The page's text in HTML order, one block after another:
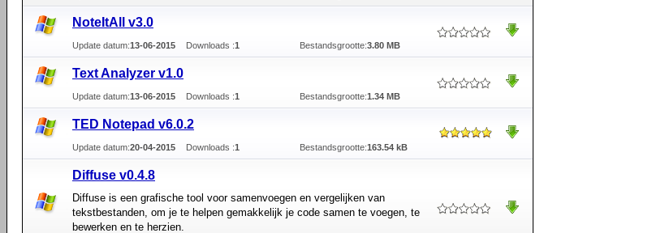
NoteItAll v3.0
Update datum:13-06-2015 Downloads :1 Bestandsgrootte:3.80 MB
Text Analyzer v1.0
Update datum:13-06-2015 Downloads :1 Bestandsgrootte:1.34 MB
TED Notepad v6.0.2
Update datum:20-04-2015 Downloads :1 Bestandsgrootte:163.54 kB
Diffuse v0.4.8
Diffuse is een grafische tool voor samenvoegen en vergelijken van
tekstbestanden, om je te helpen gemakkelijk je code samen te voegen, te
bewerken en te herzien.